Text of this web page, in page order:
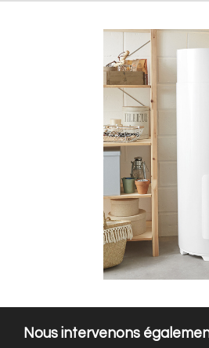
Nous intervenons